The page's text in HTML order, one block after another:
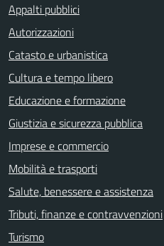
Appalti pubblici
Autorizzazioni
Catasto e urbanistica
Cultura e tempo libero
Educazione e formazione
Giustizia e sicurezza pubblica
Imprese e commercio
Mobilità e trasporti
Salute, benessere e assistenza
Tributi, finanze e contravvenzioni
Turismo